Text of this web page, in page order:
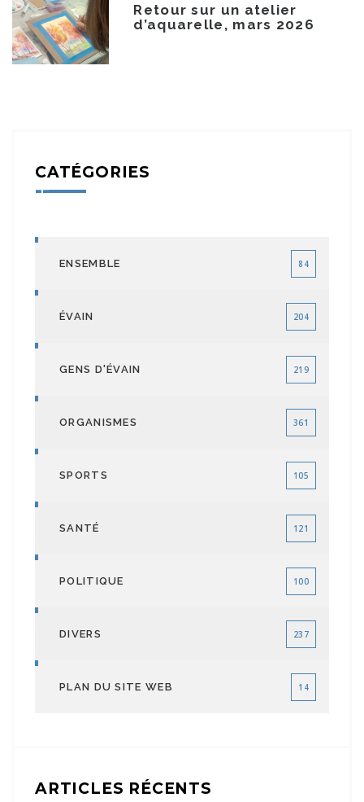
Retour sur un atelier
d’aquarelle, mars 2026
CATÉGORIES
ENSEMBLE 84
ÉVAIN 204
GENS D'ÉVAIN 219
ORGANISMES 361
SPORTS 105
SANTÉ 121
POLITIQUE 100
DIVERS 237
PLAN DU SITE WEB 14
ARTICLES RÉCENTS